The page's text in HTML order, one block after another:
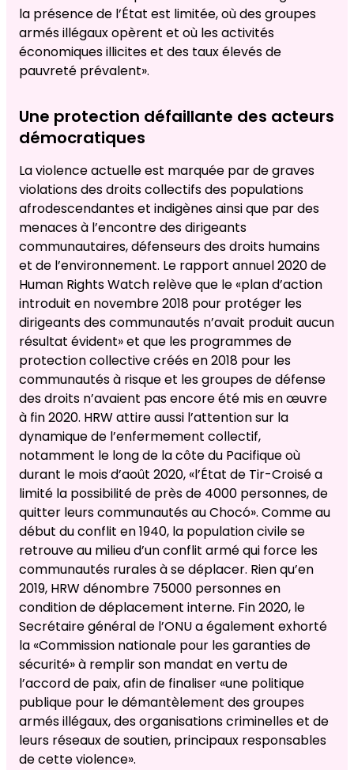
la présence de l’État est limitée, où des groupes
armés illégaux opèrent et où les activités
économiques illicites et des taux élevés de
pauvreté prévalent».
Une protection défaillante des acteurs
démocratiques
La violence actuelle est marquée par de graves
violations des droits collectifs des populations
afrodescendantes et indigènes ainsi que par des
menaces à l’encontre des dirigeants
communautaires, défenseurs des droits humains
et de l’environnement. Le rapport annuel 2020 de
Human Rights Watch relève que le «plan d’action
introduit en novembre 2018 pour protéger les
dirigeants des communautés n’avait produit aucun
résultat évident» et que les programmes de
protection collective créés en 2018 pour les
communautés à risque et les groupes de défense
des droits n’avaient pas encore été mis en œuvre
à fin 2020. HRW attire aussi l’attention sur la
dynamique de l’enfermement collectif,
notamment le long de la côte du Pacifique où
durant le mois d’août 2020, «l’État de Tir-Croisé a
limité la possibilité de près de 4000 personnes, de
quitter leurs communautés au Chocó». Comme au
début du conflit en 1940, la population civile se
retrouve au milieu d’un conflit armé qui force les
communautés rurales à se déplacer. Rien qu’en
2019, HRW dénombre 75000 personnes en
condition de déplacement interne. Fin 2020, le
Secrétaire général de l’ONU a également exhorté
la «Commission nationale pour les garanties de
sécurité» à remplir son mandat en vertu de
l’accord de paix, afin de finaliser «une politique
publique pour le démantèlement des groupes
armés illégaux, des organisations criminelles et de
leurs réseaux de soutien, principaux responsables
de cette violence».